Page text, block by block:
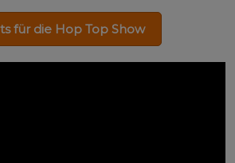
für die Hop Top Show